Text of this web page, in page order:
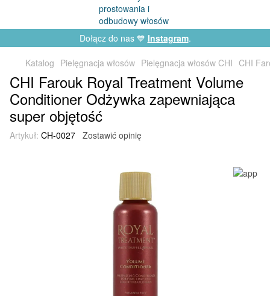
Dołącz do nas 💙 Instagram.
Katalog Pielęgnacja włosów Pielęgnacja włosów CHI CHI
CHI Farouk Royal Treatment Volume
Conditioner Odżywka zapewniająca
super objętość
Artykuł: CH-0027 Zostawić opinię